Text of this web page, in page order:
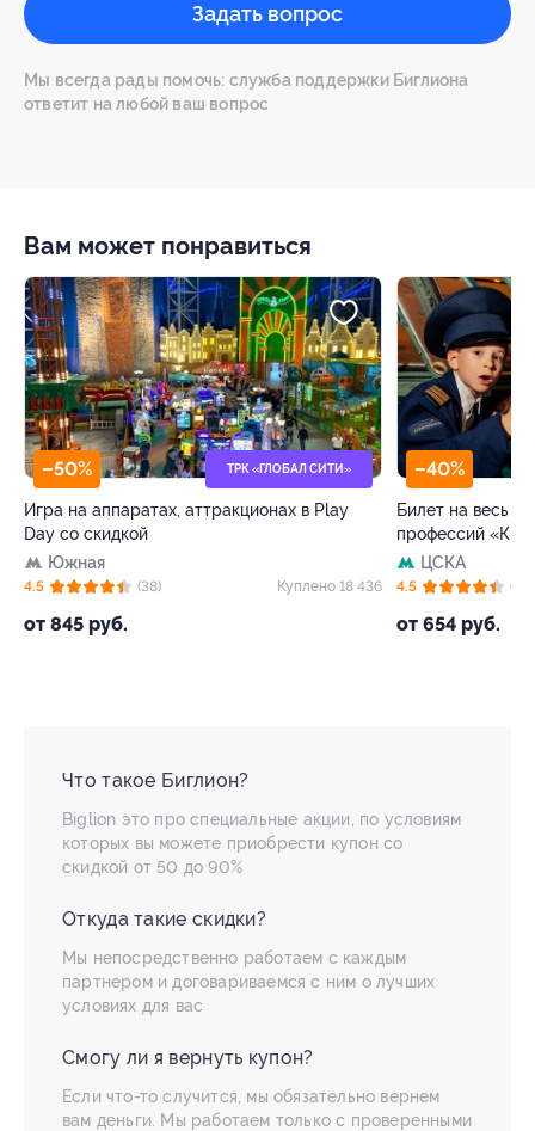
Задать вопрос
Мы всегда рады помочь: служба поддержки Биглиона
ответит на любой ваш вопрос
Вам может понравиться
ТРК «ГЛОБАЛ СИТИ»
аттракционах в Play
(38) Куплено 18 436
–40% ТЦ
Билет на весь день в детский
профессий «Кидзания»
4.5 (63)
Что такое Биглион?
Biglion это про специальные акции, по условиям
которых вы можете приобрести купон со
скидкой от 50 до 90%
Откуда такие скидки?
Мы непосредственно работаем с каждым
партнером и договариваемся с ним о лучших
условиях для вас
Смогу ли я вернуть купон?
Если что-то случится, мы обязательно вернем
вам деньги. Мы работаем только с проверенными